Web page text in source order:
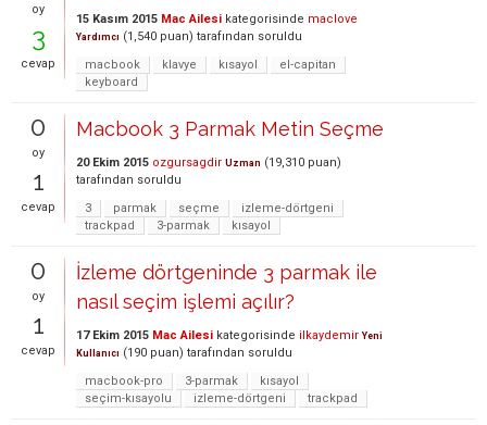
oy
3
cevap
15 Kasım 2015 Mac Ailesi kategorisinde maclove
Yardımcı (1,540 puan) tarafından soruldu
macbook
klavye kısayol
el-capitan
keyboard
0
oy
1
cevap
Macbook 3 Parmak Metin Seçme
20 Ekim 2015 ozgursagdir Uzman (19,310 puan)
tarafından soruldu
3
parmak seçme
izleme-dörtgeni
trackpad
3-parmak kısayol
0
oy
1
cevap
İzleme dörtgeninde 3 parmak ile
nasıl seçim işlemi açılır?
17 Ekim 2015 Mac Ailesi kategorisinde ilkaydemir Yeni
Kullanıcı (190 puan) tarafından soruldu
macbook-pro
3-parmak
kısayol
seçim-kısayolu
izleme-dörtgeni trackpad